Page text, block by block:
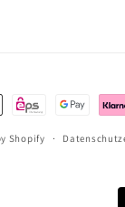
Shopify